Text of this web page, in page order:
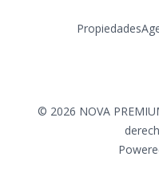
Propiedades
© 2026 NOVA